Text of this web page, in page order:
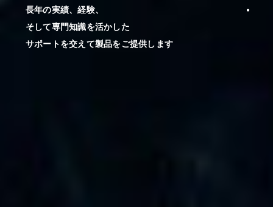
長年の実績、経験、
そして専門知識を活かした
サポートを交えて製品をご提供します